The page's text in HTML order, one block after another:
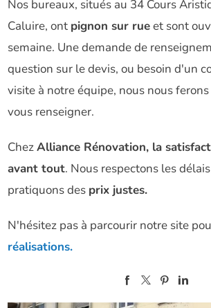
Nos bureaux, situés au 34 Cours
Caluire, ont pignon sur rue et sont
semaine. Une demande de
question sur le devis, ou besoin d'un
visite à notre équipe, nous nous
vous renseigner.
ChezAlliance Rénovation, la
avant tout. Nous respectons les
pratiquons des prix justes.
N'hésitez pas à parcourir notre site
réalisations.